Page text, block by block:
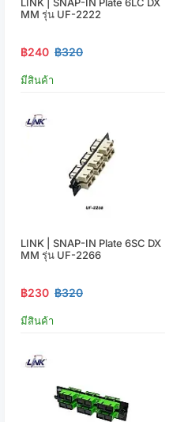
MM รุ่น UF-2222
฿240 ฿320
มีสินค้า
LINK | SNAP-IN Plate 6SC DX
MM รุ่น UF-2266
฿230 ฿320
มีสินค้า